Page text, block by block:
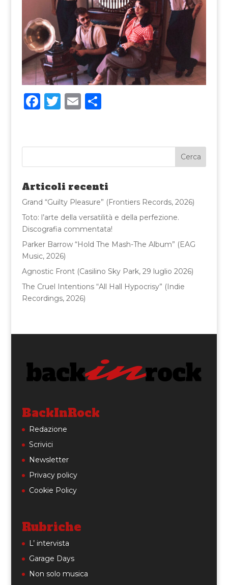
F
e
b
o
o
k
T
te
r
E
l
C
di
vi
di
Articoli recenti
Grand “Guilty Pleasure” (Frontiers Records, 2026)
Toto: l’arte della versatilità e della perfezione.
Discografia commentata!
Parker Barrow “Hold The Mash-The Album” (EAG
Music, 2026)
Agnostic Front (Casilino Sky Park, 29 luglio 2026)
The Cruel Intentions “All Hall Hypocrisy” (Indie
Recordings, 2026)
BackInRock
Redazione
Scrivici
Newsletter
Privacy policy
Cookie Policy
Rubriche
L’ intervista
Garage Days
Non solo musica